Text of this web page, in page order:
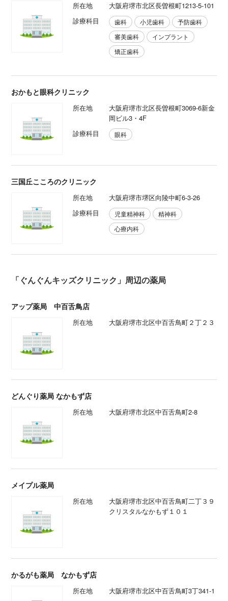
所在地
大阪府堺市北区長曽根町1213-5-101
診療科目
歯科 小児歯科
予防歯科
審美歯科
インプラント
矯正歯科
おかもと眼科クリニック
所在地
大阪府堺市北区長曽根町3069-6新金
岡ビル3・4F
診療科目
眼科
三国丘こころのクリニック
所在地
大阪府堺市堺区向陵中町6-3-26
診療科目
児童精神科
精神科
心療内科
「ぐんぐんキッズクリニック」周辺の薬局
アップ薬局 中百舌鳥店
所在地 大阪府堺市北区中百舌鳥町２丁２３
どんぐり薬局 なかもず店
所在地 大阪府堺市北区中百舌鳥町2-8
メイプル薬局
所在地
大阪府堺市北区中百舌鳥町二丁３９
クリスタルなかもず１０１
かるがも薬局 なかもず店
所在地 大阪府堺市北区中百舌鳥町3丁341-1